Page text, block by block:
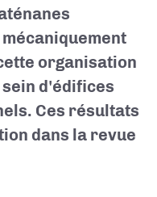
organisation
d'édifices
Ces résultats
dans la revue